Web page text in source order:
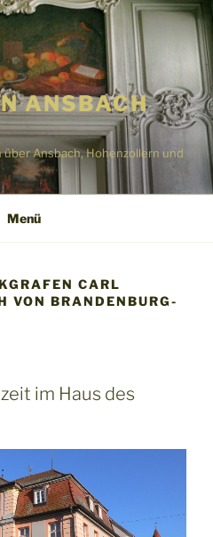
ANSBACH
Ansbach, Hohenzollern und
Menü
CARL
VON BRANDENBURG-
im Haus des